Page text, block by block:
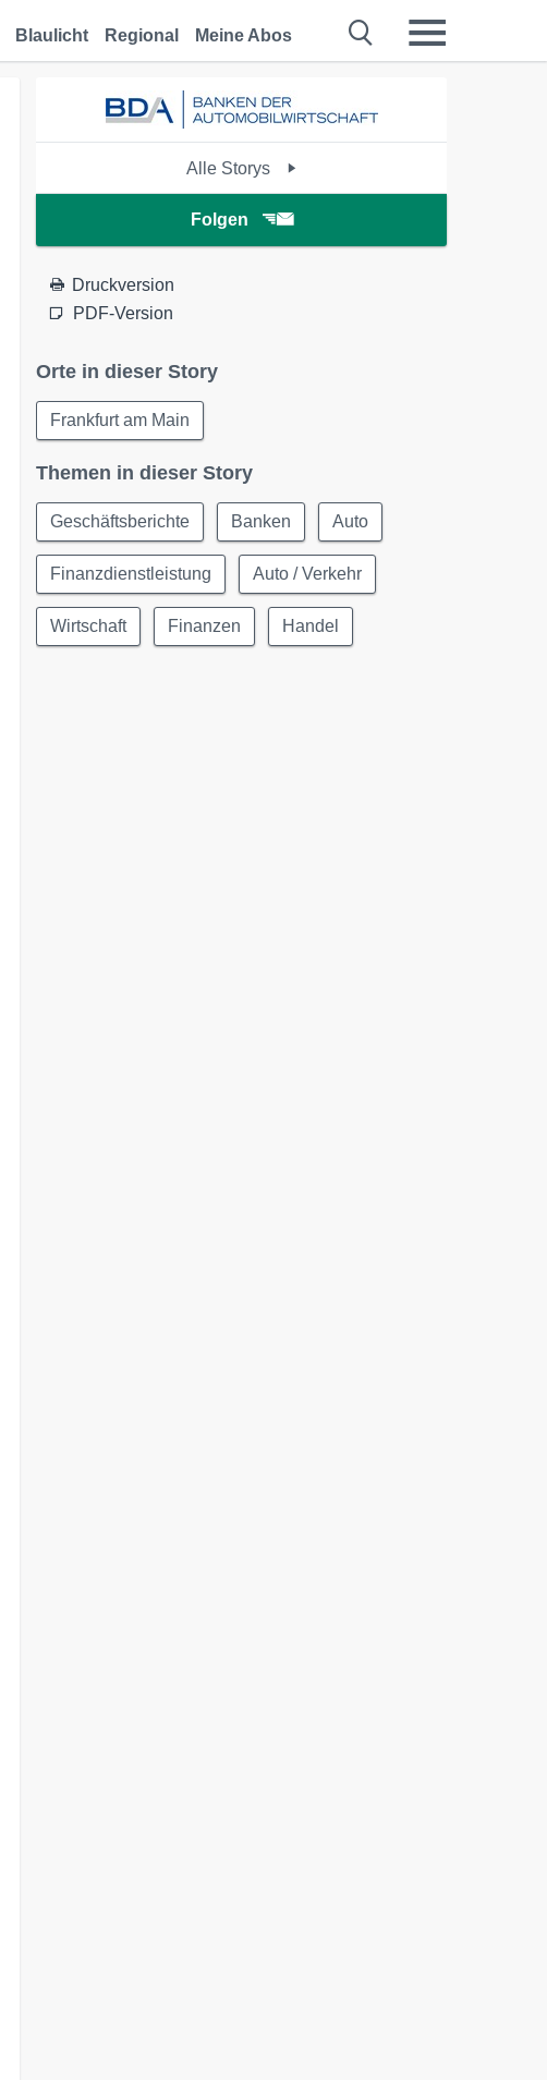
Blaulicht Regional Meine Abos
Alle Storys
Folgen
Druckversion
PDF-Version
Orte in dieser Story
Frankfurt am Main
Themen in dieser Story
Geschäftsberichte Banken Auto
Finanzdienstleistung Auto / Verkehr
Wirtschaft Finanzen Handel